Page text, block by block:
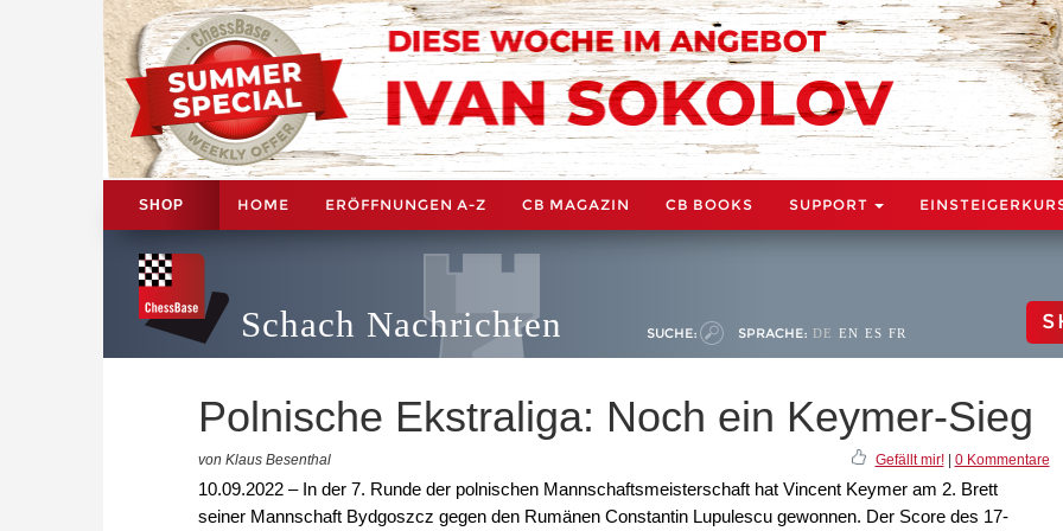
SHOP HOME ERÖFFNUNGEN A-Z CB MAGAZIN CB BOOKS SUPPORT
Schach Nachrichten SUCHE: SPRACHE: DE EN ES FR
Polnische Ekstraliga: Noch ein Keymer-Sieg
von Klaus Besenthal Gefällt mir!| 0 Kommentare
10.09.2022 – In der 7. Runde der polnischen Mannschaftsmeisterschaft hat Vincent Keymer am 2. Brett
seiner Mannschaft Bydgoszcz gegen den Rumänen Constantin Lupulescu gewonnen. Der Score des 17-